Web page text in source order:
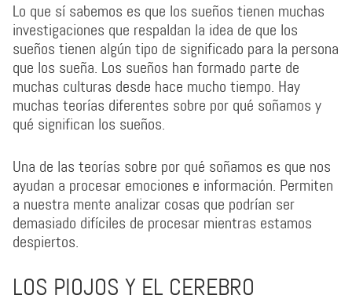
Lo que sí sabemos es que los sueños tienen muchas
investigaciones que respaldan la idea de que los
sueños tienen algún tipo de significado para la persona
que los sueña. Los sueños han formado parte de
muchas culturas desde hace mucho tiempo. Hay
muchas teorías diferentes sobre por qué soñamos y
qué significan los sueños.
Una de las teorías sobre por qué soñamos es que nos
ayudan a procesar emociones e información. Permiten
a nuestra mente analizar cosas que podrían ser
demasiado difíciles de procesar mientras estamos
despiertos.
LOS PIOJOS Y EL CEREBRO